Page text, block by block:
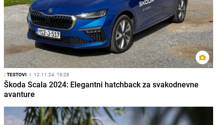
/TESTOVI I 12.11.24. 16:28
Škoda Scala 2024: Elegantni hatchback za svakodnevne
avanture